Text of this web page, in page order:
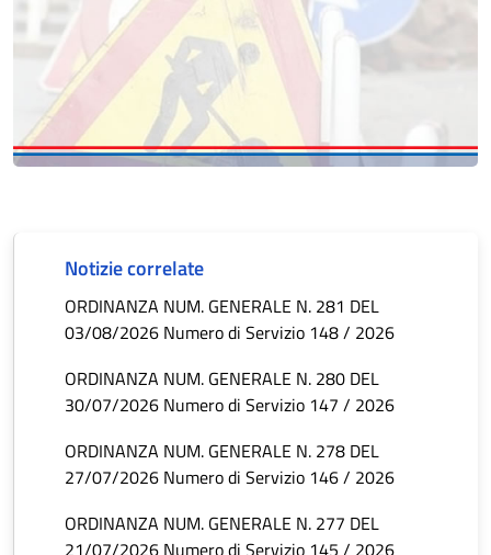
Notizie correlate
ORDINANZA NUM. GENERALE N. 281 DEL
03/08/2026 Numero di Servizio 148 / 2026
ORDINANZA NUM. GENERALE N. 280 DEL
30/07/2026 Numero di Servizio 147 / 2026
ORDINANZA NUM. GENERALE N. 278 DEL
27/07/2026 Numero di Servizio 146 / 2026
ORDINANZA NUM. GENERALE N. 277 DEL
21/07/2026 Numero di Servizio 145 / 2026